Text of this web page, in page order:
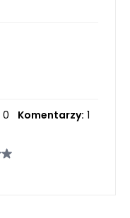
0 Komentarzy: 1